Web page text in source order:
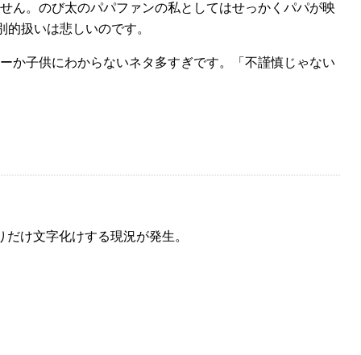
ん。のび太のパパファンの私としてはせっかくパパが映
扱いは悲しいのです。
か子供にわからないネタ多すぎです。「不謹慎じゃない
だけ文字化けする現況が発生。